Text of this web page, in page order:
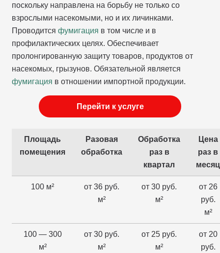
поскольку направлена на борьбу не только со
взрослыми насекомыми, но и их личинками.
Проводится фумигация в том числе и в
профилактических целях. Обеспечивает
пролонгированную защиту товаров, продуктов от
насекомых, грызунов. Обязательной является
фумигация в отношении импортной продукции.
Перейти к услуге
Площадь
помещения
Разовая
обработка
Обработка
раз в
квартал
Цена
раз в
месяц
100 м²
от 36 руб.
м²
от 30 руб.
м²
от 26
руб.
м²
100 — 300
м²
от 30 руб.
м²
от 25 руб.
м²
от 20
руб.